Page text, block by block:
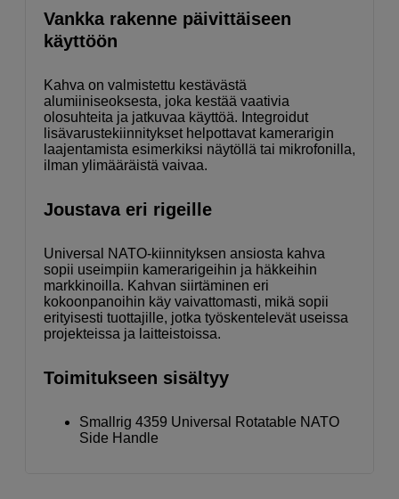
Vankka rakenne päivittäiseen
käyttöön
Kahva on valmistettu kestävästä
alumiiniseoksesta, joka kestää vaativia
olosuhteita ja jatkuvaa käyttöä. Integroidut
lisävarustekiinnitykset helpottavat kamerarigin
laajentamista esimerkiksi näytöllä tai mikrofonilla,
ilman ylimääräistä vaivaa.
Joustava eri rigeille
Universal NATO-kiinnityksen ansiosta kahva
sopii useimpiin kamerarigeihin ja häkkeihin
markkinoilla. Kahvan siirtäminen eri
kokoonpanoihin käy vaivattomasti, mikä sopii
erityisesti tuottajille, jotka työskentelevät useissa
projekteissa ja laitteistoissa.
Toimitukseen sisältyy
Smallrig 4359 Universal Rotatable NATO
Side Handle